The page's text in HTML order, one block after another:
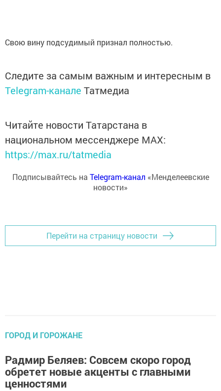
Свою вину подсудимый признал полностью.
Следите за самым важным и интересным в
Telegram-канале Татмедиа
Читайте новости Татарстана в
национальном мессенджере MАХ:
https://max.ru/tatmedia
Подписывайтесь на Telegram-канал «Менделеевские
новости»
Перейти на страницу новости
ГОРОД И ГОРОЖАНЕ
Радмир Беляев: Совсем скоро город
обретет новые акценты с главными
ценностями